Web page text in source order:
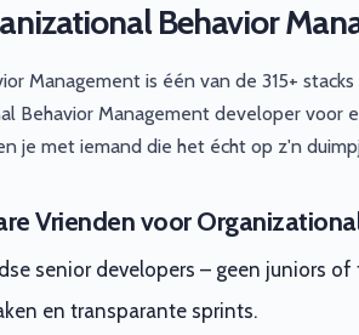
Behavior
Management is één van de 315+
Behavior Management developer
je met iemand die het écht op z'n
Vrienden voor
senior developers – geen juniors of
en transparante sprints.